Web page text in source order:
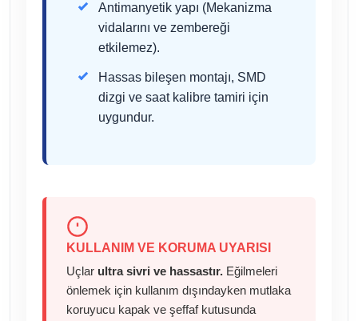
Antimanyetik yapı (Mekanizma
vidalarını ve zembereği
etkilemez).
Hassas bileşen montajı, SMD
dizgi ve saat kalibre tamiri için
uygundur.
KULLANIM VE KORUMA UYARISI
Uçlar ultra sivri ve hassastır. Eğilmeleri
önlemek için kullanım dışındayken mutlaka
koruyucu kapak ve şeffaf kutusunda